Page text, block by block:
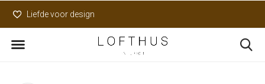
Liefde voor design